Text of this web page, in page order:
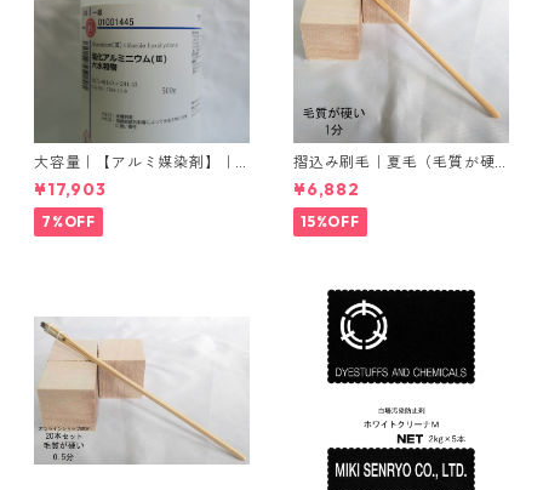
大容量｜【アルミ媒染剤】｜5
00g−5本入り｜塩化アルミニ
ウム
¥17,903
7%OFF
摺込み刷毛｜夏毛（毛質が硬
い）1分｜16本入り＊1セット
¥6,882
15%OFF